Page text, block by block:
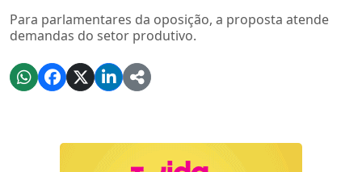
Para parlamentares da oposição, a proposta atende
demandas do setor produtivo.